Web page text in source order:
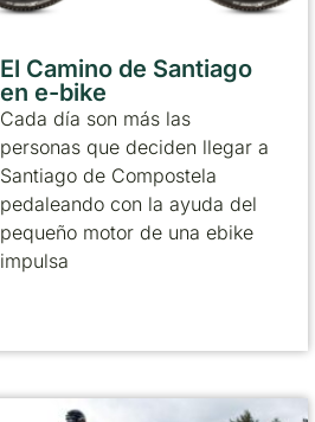
El Camino de Santiago
en e-bike
Cada día son más las
personas que deciden llegar a
Santiago de Compostela
pedaleando con la ayuda del
pequeño motor de una ebike
impulsa